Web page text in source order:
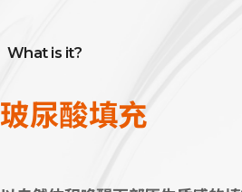
What is it?
玻尿酸填充